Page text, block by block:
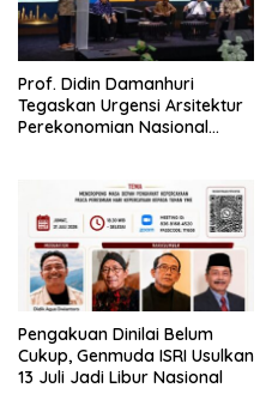
Prof. Didin Damanhuri
Tegaskan Urgensi Arsitektur
Perekonomian Nasional
Nasional
Pengakuan Dinilai Belum
Cukup, Genmuda ISRI Usulkan
13 Juli Jadi Libur Nasional